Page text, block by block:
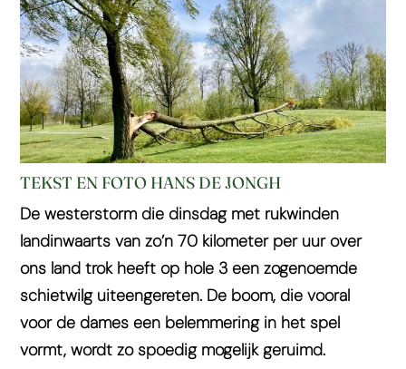
TEKST EN FOTO HANS DE JONGH
De westerstorm die dinsdag met rukwinden
landinwaarts van zo’n 70 kilometer per uur over
ons land trok heeft op hole 3 een zogenoemde
schietwilg uiteengereten. De boom, die vooral
voor de dames een belemmering in het spel
vormt, wordt zo spoedig mogelijk geruimd.